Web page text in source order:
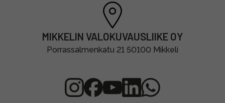
MIKKELIN VALOKUVAUSLIIKE OY
Porrassalmenkatu 21 50100 Mikkeli